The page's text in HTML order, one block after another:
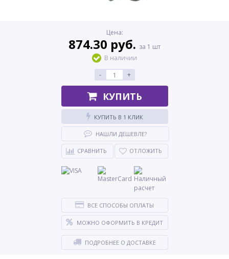
Цена:
874.30 руб. за 1 шт
В наличии
-
+
КУПИТЬ
КУПИТЬ В 1 КЛИК
НАШЛИ ДЕШЕВЛЕ?
СРАВНИТЬ ОТЛОЖИТЬ
ВСЕ СПОСОБЫ ОПЛАТЫ
МОЖНО ОФОРМИТЬ В КРЕДИТ
ПОДРОБНЕЕ О ДОСТАВКЕ